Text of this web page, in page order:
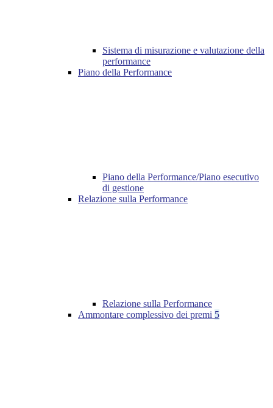
Sistema di misurazione e valutazione della
performance
Piano della Performance
Piano della Performance/Piano esecutivo
di gestione
Relazione sulla Performance
Relazione sulla Performance
Ammontare complessivo dei premi 5